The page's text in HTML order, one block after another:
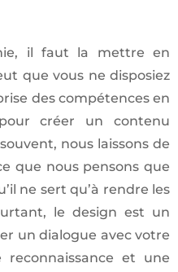
il faut la mettre en
que vous ne disposiez
des compétences en
créer un contenu
nous laissons de
que nous pensons que
ne sert qu’à rendre les
le design est un
un dialogue avec votre
et une